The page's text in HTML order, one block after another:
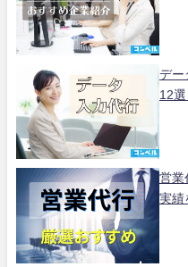
デー
12
営業
実績